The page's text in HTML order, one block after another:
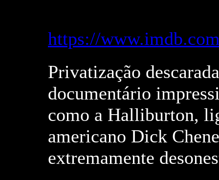
https://
Privatização
documentário
como a Halliburton,
americano Dick
extremamente